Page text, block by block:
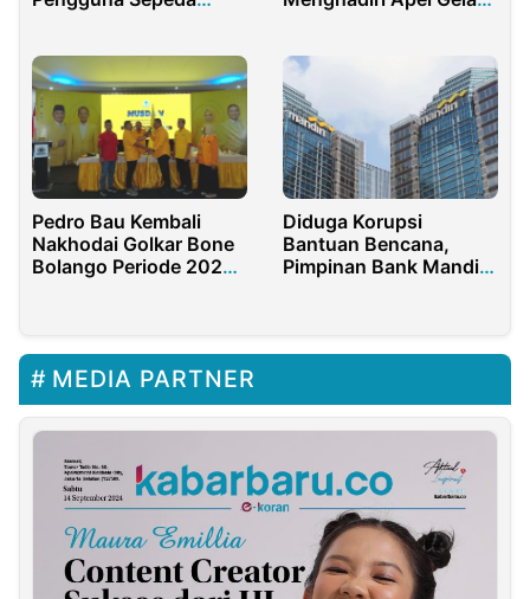
Kuning 2025
Pedro Bau Kembali
Nakhodai Golkar Bone
Bolango Periode 2025-
Diduga Korupsi
Bantuan Bencana,
Pimpinan Bank Mandiri
MEDIA PARTNER